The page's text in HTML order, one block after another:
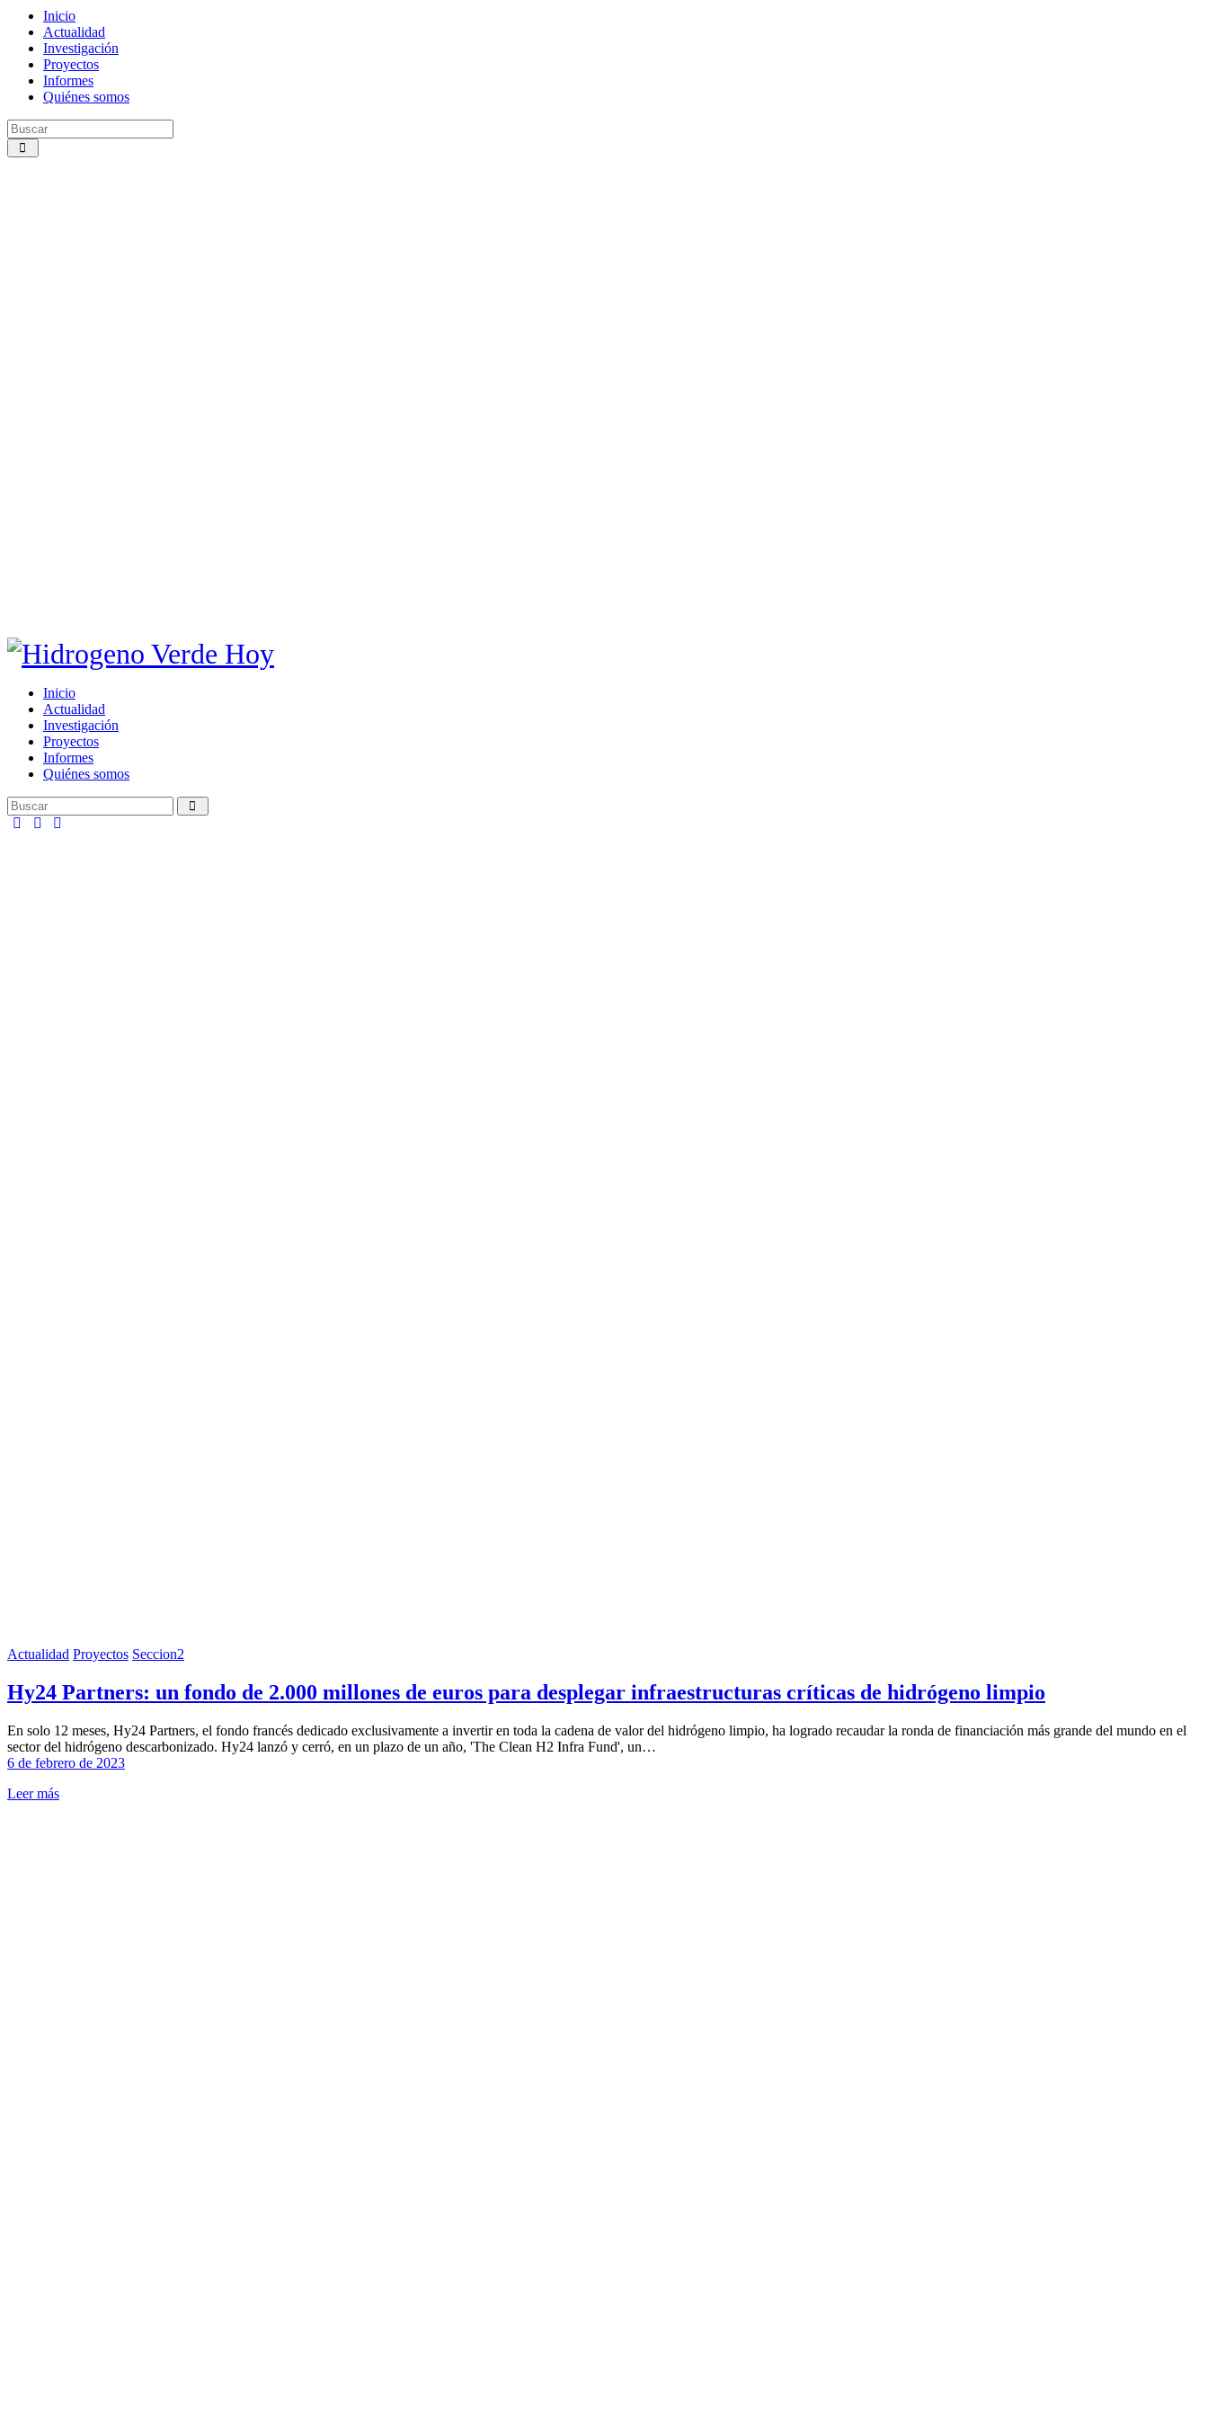
Inicio
Actualidad
Investigación
Proyectos
Informes
Quiénes somos
Inicio
Actualidad
Investigación
Proyectos
Informes
Quiénes somos
Actualidad Proyectos Seccion2
Hy24 Partners: un fondo de 2.000 millones de euros para desplegar infraestructuras críticas de hidrógeno limpio
En solo 12 meses, Hy24 Partners, el fondo francés dedicado exclusivamente a invertir en toda la cadena de valor del hidrógeno limpio, ha logrado recaudar la ronda de financiación más grande del mundo en el
sector del hidrógeno descarbonizado. Hy24 lanzó y cerró, en un plazo de un año, 'The Clean H2 Infra Fund', un…
6 de febrero de 2023
Leer más